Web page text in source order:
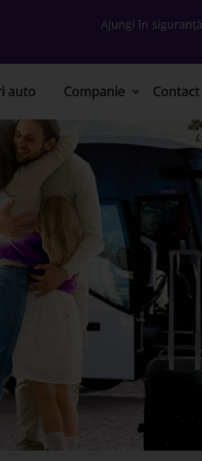
Ajungi în
auto Companie Contact